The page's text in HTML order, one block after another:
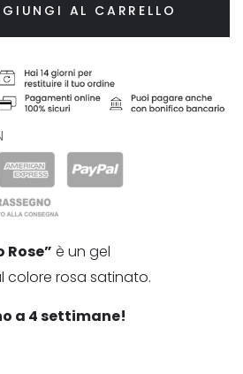
AL CARRELLO
Rose” è un gel
colore rosa satinato.
a 4 settimane!